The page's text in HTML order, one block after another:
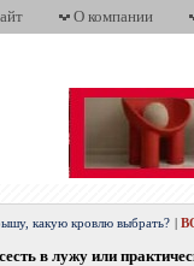
О компании
какую кровлю выбрать?
в лужу или